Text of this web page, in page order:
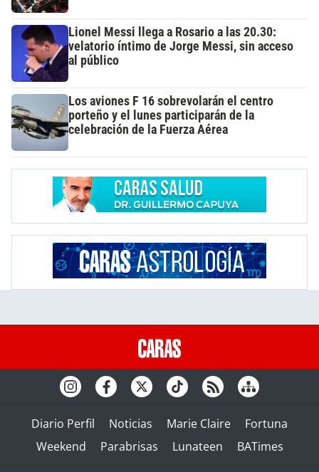
Lionel Messi llega a Rosario a las 20.30:
velatorio íntimo de Jorge Messi, sin acceso
al público
Los aviones F 16 sobrevolarán el centro
porteño y el lunes participarán de la
celebración de la Fuerza Aérea
Diario Perfil Noticias Marie Claire
Fortuna
Weekend
Parabrisas Lunateen BATimes